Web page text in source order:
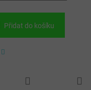
Přidat do košíku